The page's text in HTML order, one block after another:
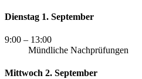
Dienstag 1. September
9:00 – 13:00
Mündliche Nachprüfungen
Mittwoch 2. September